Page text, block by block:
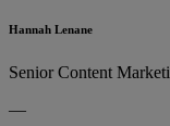
Hannah Lenane
Senior Content
—